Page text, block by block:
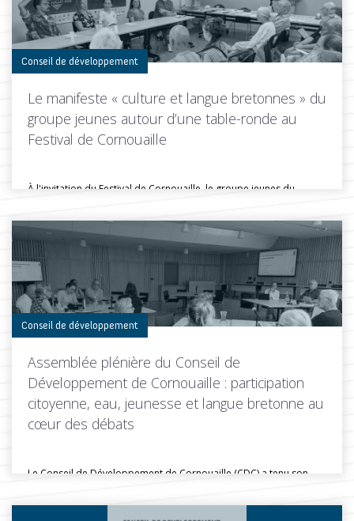
Conseil de développement
Le manifeste « culture et langue bretonnes » du
groupe jeunes autour d’une table-ronde au
Festival de Cornouaille
À l'invitation du Festival de Cornouaille, le groupe jeunes du
Toutes les actus de cette rubrique LIRE LA SUITE
Conseil de développement
Assemblée plénière du Conseil de
Développement de Cornouaille : participation
citoyenne, eau, jeunesse et langue bretonne au
cœur des débats
Le Conseil de Développement de Cornouaille (CDC) a tenu son